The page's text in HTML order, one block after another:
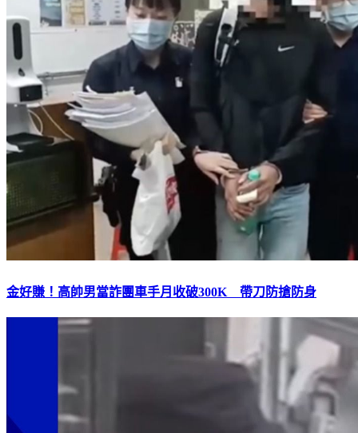
金好賺！高帥男當詐團車手月收破300K 帶刀防搶防身